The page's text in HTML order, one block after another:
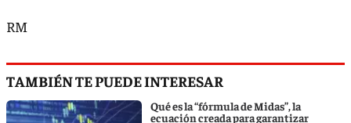
RM
TAMBIÉN TE PUEDE INTERESAR
Qué es la “fórmula de Midas”, la
ecuación creada para garantizar